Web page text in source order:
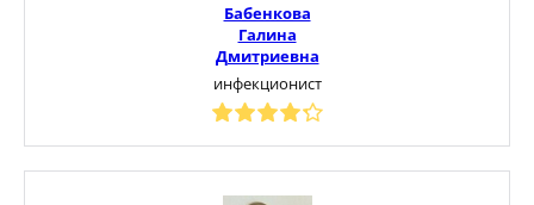
Бабенкова
Галина
Дмитриевна
инфекционист